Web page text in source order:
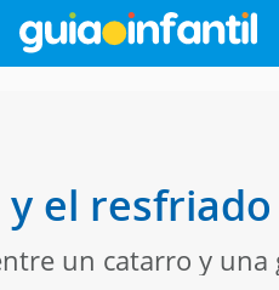
y el
un catarro y una